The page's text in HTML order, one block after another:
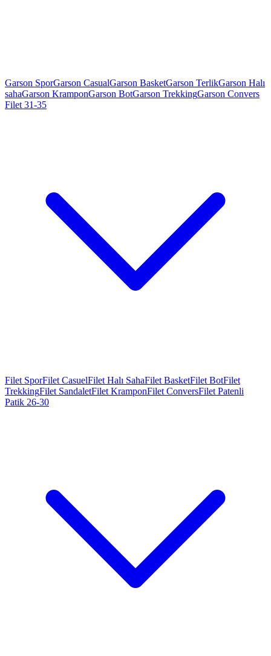
Garson SporGarson CasualGarson BasketGarson TerlikGarson Halı
sahaGarson KramponGarson BotGarson TrekkingGarson Convers
Filet 31-35
Filet SporFilet CasuelFilet Halı SahaFilet BasketFilet BotFilet
TrekkingFilet SandaletFilet KramponFilet ConversFilet Patenli
Patik 26-30